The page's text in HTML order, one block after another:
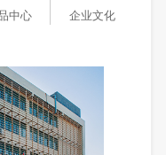
中心 企业文化